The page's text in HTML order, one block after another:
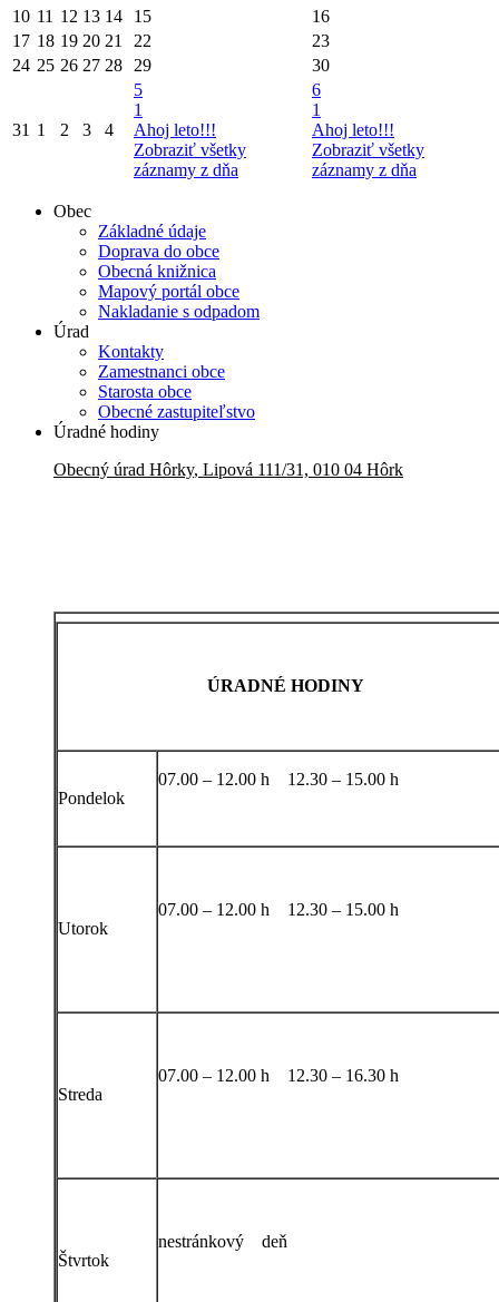
10 11 12 13 14 15
16
17 18 19 20 21 22
23
24 25 26 27 28 29 30
31 1 2 3 4
5
1
Ahoj leto!!!
Zobraziť všetky
záznamy z dňa
6
1
Ahoj leto!!!
Zobraziť všetky
záznamy z dňa
Obec
Základné údaje
Doprava do obce
Obecná knižnica
Mapový portál obce
Nakladanie s odpadom
Úrad
Kontakty
Zamestnanci obce
Starosta obce
Obecné zastupiteľstvo
Úradné hodiny
Obecný úrad Hôrky, Lipová 111/31, 010 04 Hôrk
ÚRADNÉ HODINY
Pondelok
07.00 – 12.00 h 12.30 – 15.00 h
Utorok
07.00 – 12.00 h 12.30 – 15.00 h
Streda
07.00 – 12.00 h 12.30 – 16.30 h
Štvrtok
nestránkový deň